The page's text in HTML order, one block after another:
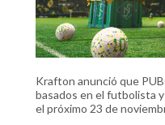
Krafton anunció que
basados en el futbolista
el próximo 23 de